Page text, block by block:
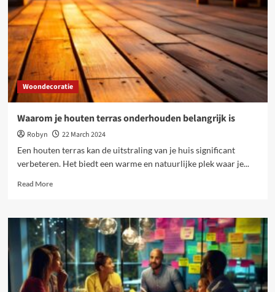
trendy
duurzame
oplossingen
voor
tuin
Woondecoratie
Waarom je houten terras onderhouden belangrijk is
Robyn
22 March 2024
Een houten terras kan de uitstraling van je huis significant
verbeteren. Het biedt een warme en natuurlijke plek waar je...
Read MoreRead
Waarom
je
houten
terras
onderhouden
belangrijk
is